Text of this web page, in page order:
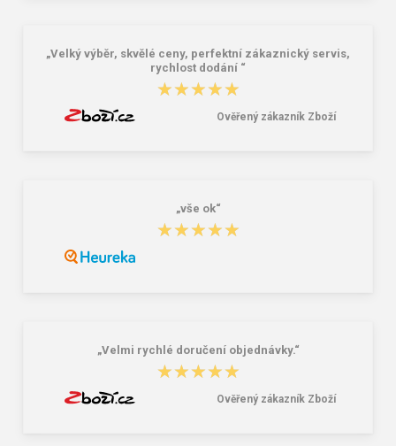
„Velký výběr, skvělé ceny, perfektní zákaznický servis,
rychlost dodání “
★★★★★
★★★★★
Ověřený zákazník Zboží
„vše ok“
★★★★★
★★★★★
„Velmi rychlé doručení objednávky.“
★★★★★
★★★★★
Ověřený zákazník Zboží